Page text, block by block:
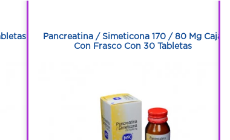
Pancreatina / Simeticona 170 / 80 Mg Caja
Con Frasco Con 30 Tabletas